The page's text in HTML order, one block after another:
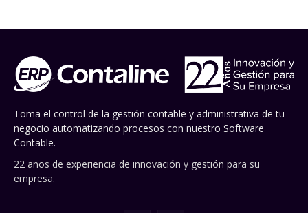
Toma el control de la gestión contable y administrativa de tu
negocio automatizando procesos con nuestro Software
Contable.
22 años de experiencia de innovación y gestión para su
empresa.